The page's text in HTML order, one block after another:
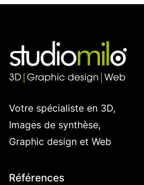
Votre spécialiste en 3D,
Images de synthèse,
Graphic design et Web
Références